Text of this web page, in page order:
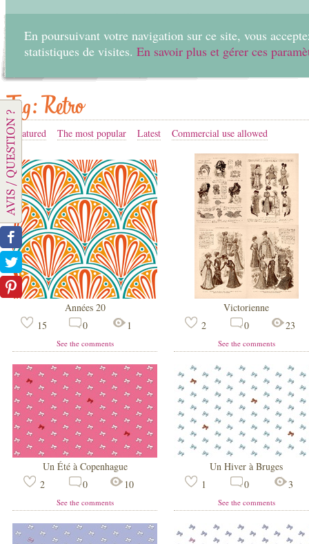
En poursuivant votre navigation sur ce site, vous
statistiques de visites. En savoir plus et gérer ces
Tag: Retro
Featured The most popular Latest Commercial use allowed
Années 20
15
0 1
See the comments
Victorienne
2
0 23
See the comments
Un Été à Copenhague
2
0 10
See the comments
Un Hiver à Bruges
1
0 3
See the comments